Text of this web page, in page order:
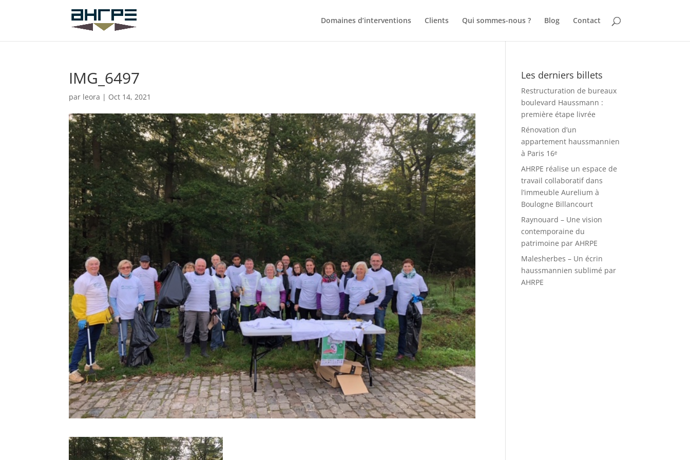
Domaines d’interventions Clients Qui sommes-nous ? Blog Contact
IMG_6497
par leora | Oct 14, 2021
Les derniers billets
Restructuration de bureaux
boulevard Haussmann :
première étape livrée
Rénovation d’un
appartement haussmannien
à Paris 16ᵉ
AHRPE réalise un espace de
travail collaboratif dans
l’immeuble Aurelium à
Boulogne Billancourt
Raynouard – Une vision
contemporaine du
patrimoine par AHRPE
Malesherbes – Un écrin
haussmannien sublimé par
AHRPE